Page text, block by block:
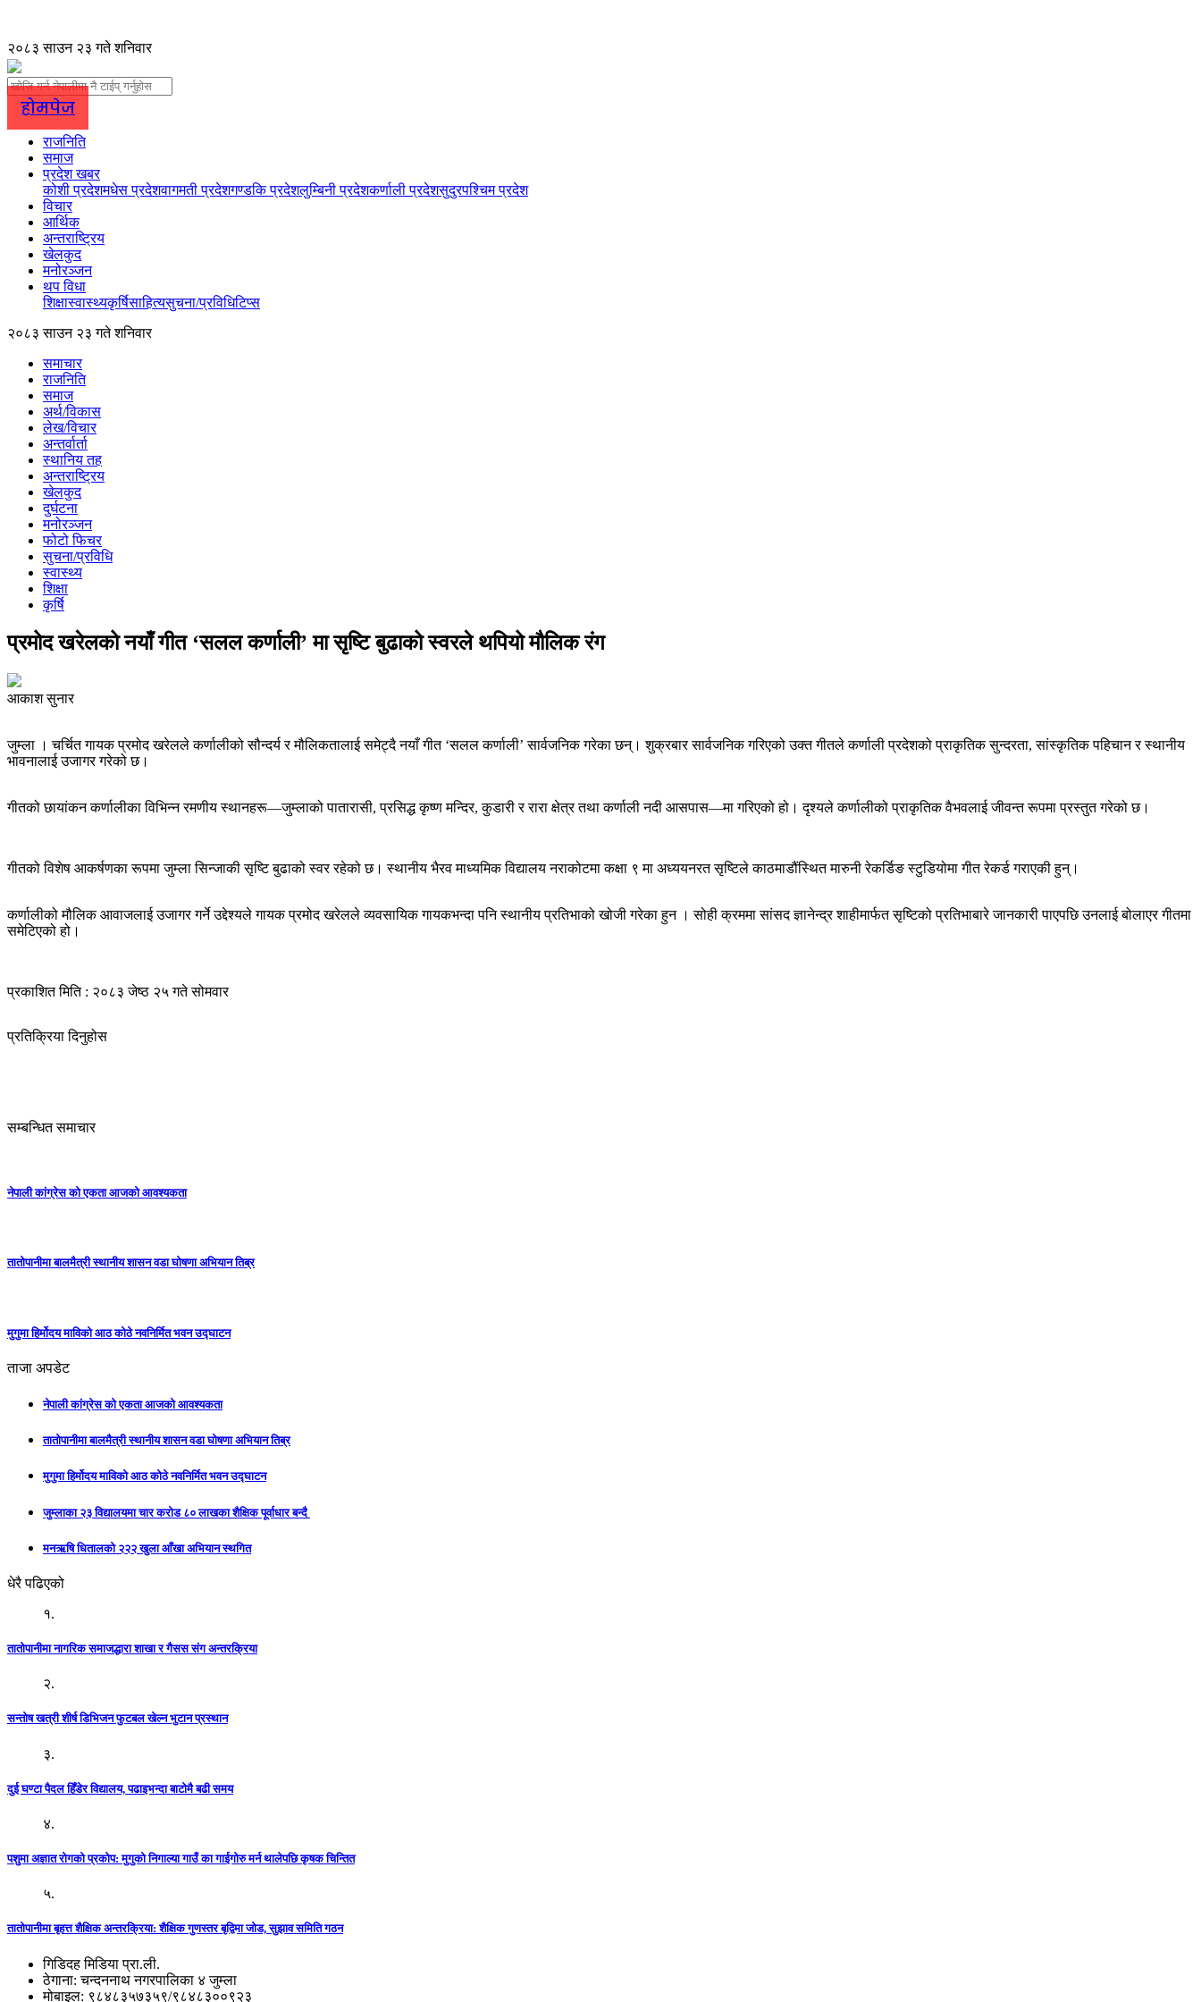
२०८३ साउन २३ गते शनिवार
होमपेज
राजनिति
समाज
प्रदेश खबर
कोशी प्रदेशमधेस प्रदेशवागमती प्रदेशगण्डकि प्रदेशलुम्बिनी प्रदेशकर्णाली प्रदेशसुदुरपश्चिम प्रदेश
विचार
आर्थिक
अन्तराष्ट्रिय
खेलकुद
मनोरञ्जन
थप विधा
शिक्षास्वास्थ्यकृर्षिसाहित्यसुचना/प्रविधिटिप्स
२०८३ साउन २३ गते शनिवार
समाचार
राजनिति
समाज
अर्थ/विकास
लेख/विचार
अन्तर्वार्ता
स्थानिय तह
अन्तराष्ट्रिय
खेलकुद
दुर्घटना
मनोरञ्जन
फोटो फिचर
सुचना/प्रविधि
स्वास्थ्य
शिक्षा
कृर्षि
प्रमोद खरेलको नयाँ गीत ‘सलल कर्णाली’ मा सृष्टि बुढाको स्वरले थपियो मौलिक रंग
आकाश सुनार
जुम्ला । चर्चित गायक प्रमोद खरेलले कर्णालीको सौन्दर्य र मौलिकतालाई समेट्दै नयाँ गीत ‘सलल कर्णाली’ सार्वजनिक गरेका छन्। शुक्रबार सार्वजनिक गरिएको उक्त गीतले कर्णाली प्रदेशको प्राकृतिक सुन्दरता, सांस्कृतिक पहिचान र स्थानीय
भावनालाई उजागर गरेको छ।
गीतको छायांकन कर्णालीका विभिन्न रमणीय स्थानहरू—जुम्लाको पातारासी, प्रसिद्ध कृष्ण मन्दिर, कुडारी र रारा क्षेत्र तथा कर्णाली नदी आसपास—मा गरिएको हो। दृश्यले कर्णालीको प्राकृतिक वैभवलाई जीवन्त रूपमा प्रस्तुत गरेको छ।
गीतको विशेष आकर्षणका रूपमा जुम्ला सिन्जाकी सृष्टि बुढाको स्वर रहेको छ। स्थानीय भैरव माध्यमिक विद्यालय नराकोटमा कक्षा ९ मा अध्ययनरत सृष्टिले काठमाडौंस्थित मारुनी रेकर्डिङ स्टुडियोमा गीत रेकर्ड गराएकी हुन्।
कर्णालीको मौलिक आवाजलाई उजागर गर्ने उद्देश्यले गायक प्रमोद खरेलले व्यवसायिक गायकभन्दा पनि स्थानीय प्रतिभाको खोजी गरेका हुन । सोही क्रममा सांसद ज्ञानेन्द्र शाहीमार्फत सृष्टिको प्रतिभाबारे जानकारी पाएपछि उनलाई बोलाएर गीतमा
समेटिएको हो।
प्रकाशित मिति : २०८३ जेष्ठ २५ गते सोमवार
प्रतिक्रिया दिनुहोस
सम्बन्धित समाचार
नेपाली कांग्रेस को एकता आजको आवश्यकता
तातोपानीमा बालमैत्री स्थानीय शासन वडा घोषणा अभियान तिब्र
मुगुमा हिर्मोदय माविको आठ कोठे नवनिर्मित भवन उद्घाटन
ताजा अपडेट
नेपाली कांग्रेस को एकता आजको आवश्यकता
तातोपानीमा बालमैत्री स्थानीय शासन वडा घोषणा अभियान तिब्र
मुगुमा हिर्मोदय माविको आठ कोठे नवनिर्मित भवन उद्घाटन
जुम्लाका २३ विद्यालयमा चार करोड ८० लाखका शैक्षिक पूर्वाधार बन्दै
मनऋषि धितालको २२२ खुला आँखा अभियान स्थगित
धेरै पढिएको
१.
तातोपानीमा नागरिक समाजद्धारा शाखा र गैसस संग अन्तरक्रिया
२.
सन्तोष खत्री शीर्ष डिभिजन फुटबल खेल्न भुटान प्रस्थान
३.
दुई घण्टा पैदल हिँडेर विद्यालय, पढाइभन्दा बाटोमै बढी समय
४.
पशुमा अज्ञात रोगको प्रकोप: मुगुको निगाल्या गाउँ का गाईगोरु मर्न थालेपछि कृषक चिन्तित
५.
तातोपानीमा बृहत्त शैक्षिक अन्तरक्रिया: शैक्षिक गुणस्तर बृद्विमा जोड, सुझाव समिति गठन
गिडिदह मिडिया प्रा.ली.
ठेगाना: चन्दननाथ नगरपालिका ४ जुम्ला
मोबाइल: ९८४८३५७३५९/९८४८३००९२३